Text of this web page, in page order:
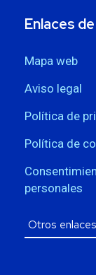
Enlaces
Mapa web
Aviso legal
Política de
Política de
personales